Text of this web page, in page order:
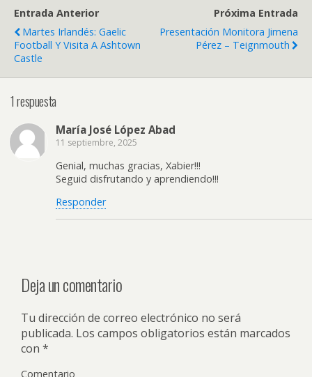
Entrada Anterior
Martes Irlandés: Gaelic
Football Y Visita A Ashtown
Castle
Próxima Entrada
Presentación Monitora Jimena
Pérez – Teignmouth
1 respuesta
María José López Abad
11 septiembre, 2025
Genial, muchas gracias, Xabier!!!
Seguid disfrutando y aprendiendo!!!
Responder
Deja un comentario
Tu dirección de correo electrónico no será
publicada. Los campos obligatorios están marcados
con *
Comentario